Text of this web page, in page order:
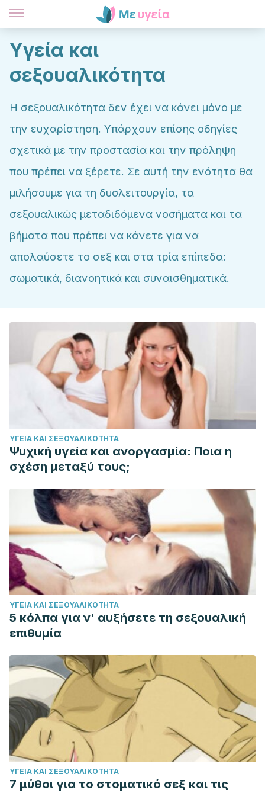
Υγεία και
σεξουαλικότητα
Η σεξουαλικότητα δεν έχει να κάνει μόνο με
την ευχαρίστηση. Υπάρχουν επίσης οδηγίες
σχετικά με την προστασία και την πρόληψη
που πρέπει να ξέρετε. Σε αυτή την ενότητα θα
μιλήσουμε για τη δυσλειτουργία, τα
σεξουαλικώς μεταδιδόμενα νοσήματα και τα
βήματα που πρέπει να κάνετε για να
απολαύσετε το σεξ και στα τρία επίπεδα:
σωματικά, διανοητικά και συναισθηματικά.
ΥΓΕΊΑ ΚΑΙ ΣΕΞΟΥΑΛΙΚΌΤΗΤΑ
Ψυχική υγεία και ανοργασμία: Ποια η
σχέση μεταξύ τους;
ΥΓΕΊΑ ΚΑΙ ΣΕΞΟΥΑΛΙΚΌΤΗΤΑ
5 κόλπα για ν' αυξήσετε τη σεξουαλική
επιθυμία
ΥΓΕΊΑ ΚΑΙ ΣΕΞΟΥΑΛΙΚΌΤΗΤΑ
7 μύθοι για το στοματικό σεξ και τις